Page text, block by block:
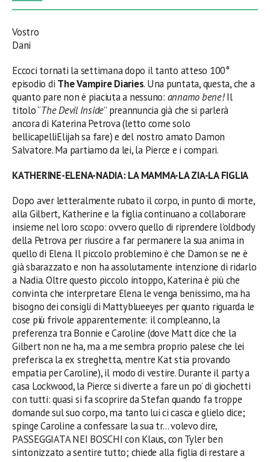
Vostro
Dani
Eccoci tornati la settimana dopo il tanto atteso 100°
episodio di The Vampire Diaries. Una puntata, questa, che a
quanto pare non è piaciuta a nessuno: annamo bene!Il
titolo “The Devil Inside” preannuncia già che si parlerà
ancora di Katerina Petrova (letto come solo
bellicapelliElijah sa fare) e del nostro amato Damon
Salvatore. Ma partiamo da lei, la Pierce e i compari.
KATHERINE-ELENA-NADIA: LA MAMMA-LA ZIA-LA FIGLIA
Dopo aver letteralmente rubato il corpo, in punto di morte,
alla Gilbert, Katherine e la figlia continuano a collaborare
insieme nel loro scopo: ovvero quello di riprendere l’oldbody
della Petrova per riuscire a far permanere la sua anima in
quello di Elena. Il piccolo problemino è che Damon se ne è
già sbarazzato e non ha assolutamente intenzione di ridarlo
a Nadia. Oltre questo piccolo intoppo, Katerina è più che
convinta che interpretare Elena le venga benissimo, ma ha
bisogno dei consigli di Mattyblueeyes per quanto riguarda le
cose più frivole apparentemente: il compleanno, la
preferenza tra Bonnie e Caroline (dove Matt dice che la
Gilbert non ne ha, ma a me sembra proprio palese che lei
preferisca la ex streghetta, mentre Kat stia provando
empatia per Caroline), il modo di vestire.Durante il party a
casa Lockwood, la Pierce si diverte a fare un po’ di giochetti
con tutti: quasi si fa scoprire da Stefan quando fa troppe
domande sul suo corpo,ma tanto lui ci casca e glielo dice;
spinge Caroline a confessare la sua tr… volevo dire,
PASSEGGIATA NEI BOSCHI con Klaus, con Tyler ben
sintonizzato a sentire tutto; chiede alla figlia di restare a